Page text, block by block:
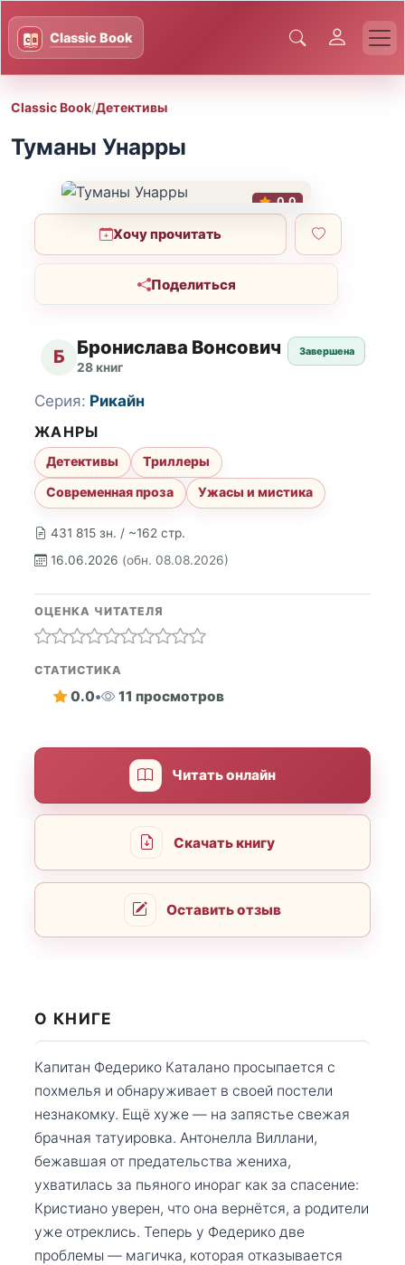
Classic Book/Детективы
Туманы Унарры
0.0
Хочу прочитать
Поделиться
Б Бронислава Вонсович
28 книг
Завершена
431 815 зн. / ~162 стр.
16.06.2026 (обн. 08.08.2026)
Серия: Рикайн
ЖАНРЫ
Детективы
Триллеры
Современная проза
Ужасы и мистика
ОЦЕНКА ЧИТАТЕЛЯ
СТАТИСТИКА
0.0• 11 просмотров
Читать онлайн
Скачать книгу
Оставить отзыв
О КНИГЕ
Капитан Федерико Каталано просыпается с
похмелья и обнаруживает в своей постели
незнакомку. Ещё хуже — на запястье свежая
брачная татуировка. Антонелла Виллани,
бежавшая от предательства жениха,
ухватилась за пьяного инораг как за спасение:
Кристиано уверен, что она вернётся, а родители
уже отреклись. Теперь у Федерико две
проблемы — магичка, которая отказывается